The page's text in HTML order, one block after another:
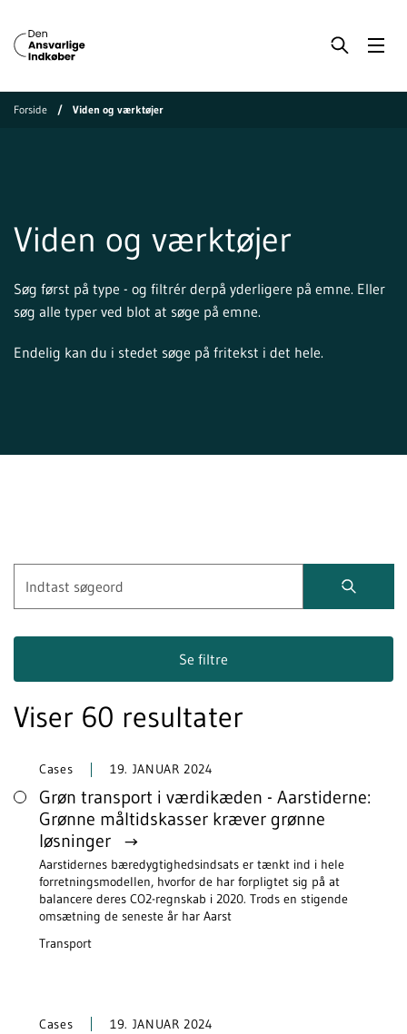
Forside Viden og værktøjer
Viden og værktøjer
Søg først på type - og filtrér derpå yderligere på emne. Eller
søg alle typer ved blot at søge på emne.
Endelig kan du i stedet søge på fritekst i det hele.
Se filtre
Viser 60 resultater
Cases 19. JANUAR 2024
Grøn transport i værdikæden - Aarstiderne:
Grønne måltidskasser kræver grønne
løsninger
Aarstidernes bæredygtighedsindsats er tænkt ind i hele
forretningsmodellen, hvorfor de har forpligtet sig på at
balancere deres CO2-regnskab i 2020. Trods en stigende
omsætning de seneste år har Aarst
Transport
Cases 19. JANUAR 2024